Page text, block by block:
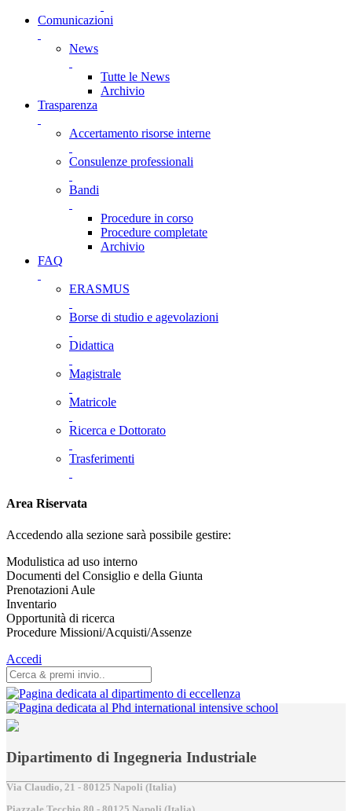
Comunicazioni
News
Tutte le News
Archivio
Trasparenza
Accertamento risorse interne
Consulenze professionali
Bandi
Procedure in corso
Procedure completate
Archivio
FAQ
ERASMUS
Borse di studio e agevolazioni
Didattica
Magistrale
Matricole
Ricerca e Dottorato
Trasferimenti
Area Riservata
Accedendo alla sezione sarà possibile gestire:
Modulistica ad uso interno
Documenti del Consiglio e della Giunta
Prenotazioni Aule
Inventario
Opportunità di ricerca
Procedure Missioni/Acquisti/Assenze
Accedi
Dipartimento di Ingegneria Industriale
Via Claudio, 21 - 80125 Napoli (Italia)